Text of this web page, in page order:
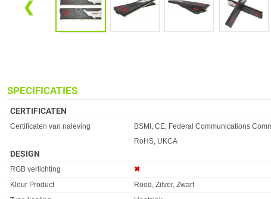
❮
SPECIFICATIES
CERTIFICATEN
Eigenschap Waarde
Certificaten van naleving
BSMI, CE, Federal Communications
RoHS, UKCA
DESIGN
Eigenschap Waarde
RGB verlichting
✖︎
Kleur Product
Rood, Zilver, Zwart